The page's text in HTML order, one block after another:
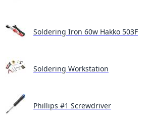
Soldering Iron 60w Hakko 503F
Soldering Workstation
Phillips #1 Screwdriver